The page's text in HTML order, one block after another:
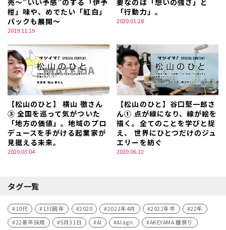
柑」味や、めでたい「紅白」
パックも展開～
2019.11.19
「行動力」。
2020.01.28
【松山のひと】 横山 徹さん
③ 全国を巡って気がついた
「地方の価値」。地域のプロ
デュースを手がける起業家が
見据える未来。
2020.03.04
【松山のひと】谷口堅一郎さ
ん① 点が線になり、線が絵を
描く。全てのことを学びと捉
え、 世界にひとつだけのジュ
エリーを紡ぐ
2020.06.12
タグ一覧
10代 130周年 2020 2021年4月 2022年卒
22年
22新卒採用
5月31日 AI AIagri.
AKEYAMA 雛祭り